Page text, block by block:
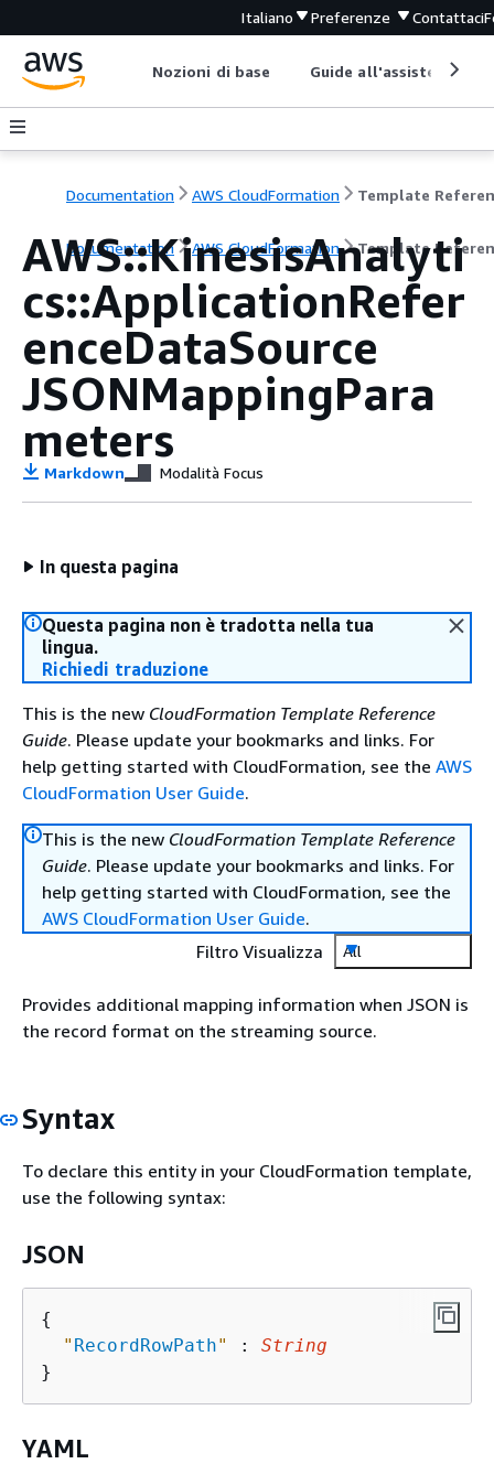
Italiano Preferenze Contattaci
Nozioni di base Guide all'assistenza
Documentation AWS CloudFormation Template
Documentation AWS CloudFormation Template
AWS::KinesisAnalyti
cs::ApplicationRefer
enceDataSource
JSONMappingPara
meters
Markdown Modalità Focus
In questa pagina
Questa pagina non è tradotta nella tua
lingua.
Richiedi traduzione
This is the new CloudFormation Template Reference
Guide. Please update your bookmarks and links. For
help getting started with CloudFormation, see the AWS
CloudFormation User Guide.
This is the new CloudFormation Template Reference
Guide. Please update your bookmarks and links. For
help getting started with CloudFormation, see the
AWS CloudFormation User Guide.
Filtro Visualizza
All
Provides additional mapping information when JSON is
the record format on the streaming source.
Syntax
To declare this entity in your CloudFormation template,
use the following syntax:
JSON
{
" RecordRowPath" : String
YAML